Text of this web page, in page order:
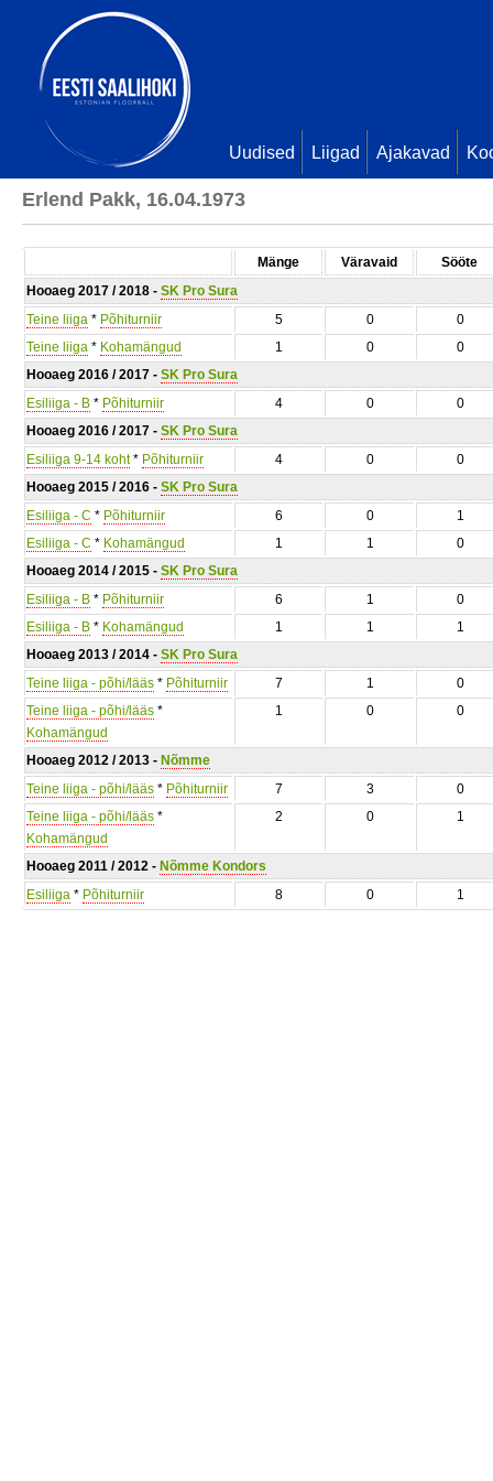
Uudised Liigad Ajakavad
Erlend Pakk, 16.04.1973
Mänge Väravaid
Sööte
Hooaeg 2017 / 2018 - SK Pro Sura
Teine liiga * Põhiturniir 5 0
0
Teine liiga * Kohamängud 1 0
0
Hooaeg 2016 / 2017 - SK Pro Sura
Esiliiga - B * Põhiturniir 4 0
0
Hooaeg 2016 / 2017 - SK Pro Sura
Esiliiga 9-14 koht* Põhiturniir 4 0
0
Hooaeg 2015 / 2016 - SK Pro Sura
Esiliiga - C * Põhiturniir 6 0
1
Esiliiga - C * Kohamängud 1 1
0
Hooaeg 2014 / 2015 - SK Pro Sura
Esiliiga - B * Põhiturniir 6 1
0
Esiliiga - B * Kohamängud 1 1
1
Hooaeg 2013 / 2014 - SK Pro Sura
Teine liiga - põhi/lääs * Põhiturniir 7 1
0
Teine liiga - põhi/lääs *
Kohamängud
1 0 0
Hooaeg 2012 / 2013 - Nõmme
Teine liiga - põhi/lääs * Põhiturniir 7 3
0
Teine liiga - põhi/lääs *
Kohamängud
2 0 1
Hooaeg 2011 / 2012 - Nõmme Kondors
Esiliiga * Põhiturniir 8 0 1